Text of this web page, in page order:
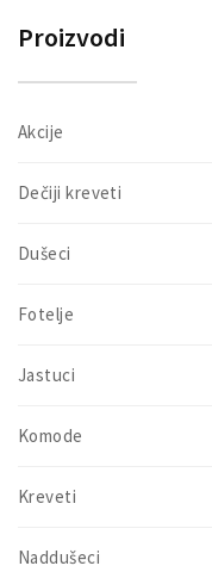
Proizvodi
Akcije
Dečiji kreveti
Dušeci
Fotelje
Jastuci
Komode
Kreveti
Naddušeci